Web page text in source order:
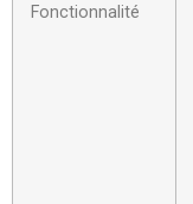
Fonctionnalité